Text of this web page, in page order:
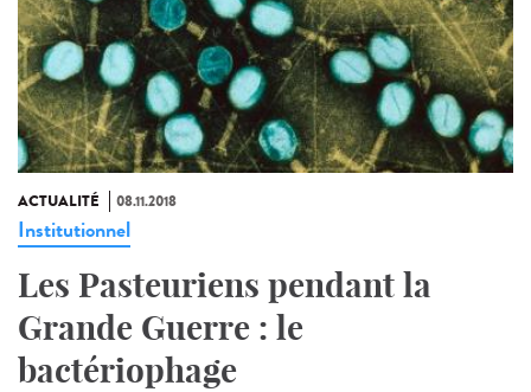
ACTUALITÉ 08.11.2018
Institutionnel
Les Pasteuriens pendant la
Grande Guerre : le
bactériophage